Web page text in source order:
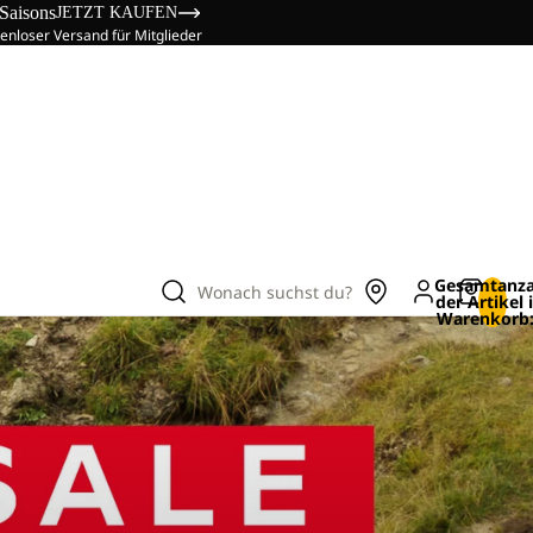
JETZT KAUFEN
Versand für Mitglieder
Wonach suchst du? der Artikel